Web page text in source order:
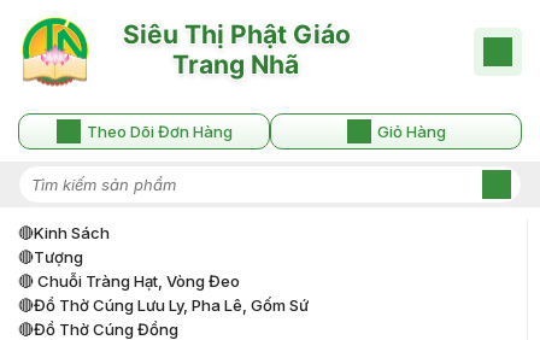
Theo Dõi Đơn Hàng Giỏ Hàng
🔴kinh Sách
🔴tượng
🔴 Chuỗi Tràng Hạt, Vòng Đeo
🔴đồ Thờ Cúng Lưu Ly, Pha Lê, Gốm Sứ
🔴đồ Thờ Cúng Đồng